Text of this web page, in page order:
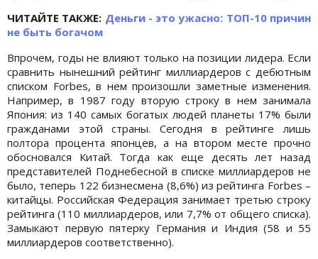
ЧИТАЙТЕ ТАКЖЕ: Деньги - это ужасно: ТОП-10 причин
не быть богачом
Впрочем, годы не влияют только на позиции лидера. Если
сравнить нынешний рейтинг миллиардеров с дебютным
списком Forbes, в нем произошли заметные изменения.
Например, в 1987 году вторую строку в нем занимала
Япония: из 140 самых богатых людей планеты 17% были
гражданами этой страны. Сегодня в рейтинге лишь
полтора процента японцев, а на втором месте прочно
обосновался Китай. Тогда как еще десять лет назад
представителей Поднебесной в списке миллиардеров не
было, теперь 122 бизнесмена (8,6%) из рейтинга Forbes –
китайцы. Российская Федерация занимает третью строку
рейтинга (110 миллиардеров, или 7,7% от общего списка).
Замыкают первую пятерку Германия и Индия (58 и 55
миллиардеров соответственно).